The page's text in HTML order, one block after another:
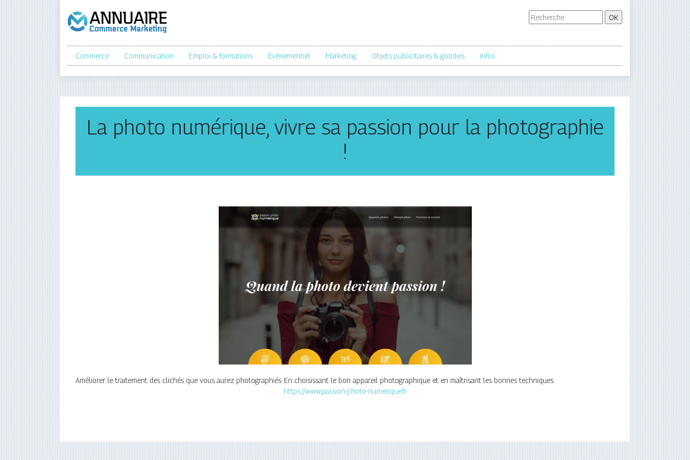
Commerce Communication Emploi & formations Evènementiel Marketing Objets publicitaires & goodies Infos
La photo numérique, vivre sa passion pour la photographie
!
Améliorer le traitement des clichés que vous aurez photographiés. En choisissant le bon appareil photographique et en maîtrisant les bonnes techniques.
https://www.passion-photo-numerique.fr